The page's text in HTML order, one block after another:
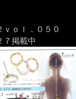
ｖｏｌ．０５０
７掲載中